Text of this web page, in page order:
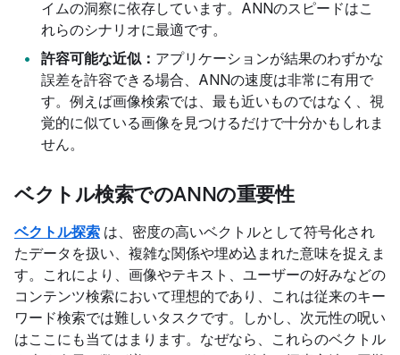
イムの洞察に依存しています。ANNのスピードはこ
れらのシナリオに最適です。
許容可能な近似： アプリケーションが結果のわずかな
誤差を許容できる場合、ANNの速度は非常に有用で
す。例えば画像検索では、最も近いものではなく、視
覚的に似ている画像を見つけるだけで十分かもしれま
せん。
ベクトル検索でのANNの重要性
ベクトル探索 は、密度の高いベクトルとして符号化され
たデータを扱い、複雑な関係や埋め込まれた意味を捉えま
す。これにより、画像やテキスト、ユーザーの好みなどの
コンテンツ検索において理想的であり、これは従来のキー
ワード検索では難しいタスクです。しかし、次元性の呪い
はここにも当てはまります。なぜなら、これらのベクトル